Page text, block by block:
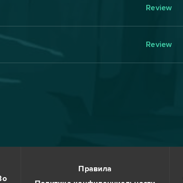
Review
Review
Правила